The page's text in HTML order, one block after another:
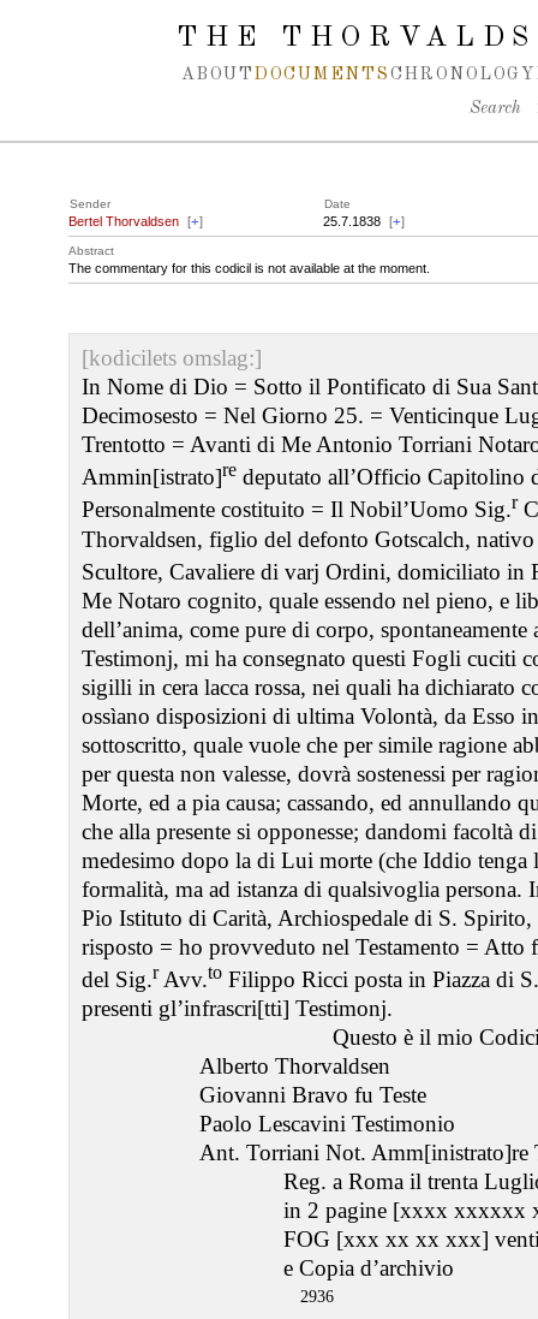
Spring navigation over
THE
ABOUT DOCUMENTS CHRONOLOGY
Search
Sender Date
Bertel Thorvaldsen [+] 25.7.1838 [+]
Abstract
The commentary for this codicil is not available at the moment.
[kodicilets omslag:]
In Nome di Dio = Sotto il Pontificato di Sua
Decimosesto = Nel Giorno 25. = Venticinque
Trentotto = Avanti di Me Antonio Torriani
Ammin[istrato]re deputato all’Officio Capitolino
Personalmente costituito = Il Nobil’Uomo Sig.r
Thorvaldsen, figlio del defonto Gotscalch,
Scultore, Cavaliere di varj Ordini, domiciliato in
Me Notaro cognito, quale essendo nel pieno, e
dell’anima, come pure di corpo, spontaneamente
Testimonj, mi ha consegnato questi Fogli cuciti
sigilli in cera lacca rossa, nei quali ha dichiarato
ossìano disposizioni di ultima Volontà, da Esso
sottoscritto, quale vuole che per simile ragione
per questa non valesse, dovrà sostenessi per
Morte, ed a pia causa; cassando, ed annullando
che alla presente si opponesse; dandomi facoltà
medesimo dopo la di Lui morte (che Iddio tenga
formalità, ma ad istanza di qualsivoglia persona.
Pio Istituto di Carità, Archiospedale di S.
risposto = ho provveduto nel Testamento = Atto
del Sig.rAvv.to Filippo Ricci posta in Piazza di
presenti gl’infrascri[tti] Testimonj.
Questo è il mio
Alberto Thorvaldsen
Giovanni Bravo fu Teste
Paolo Lescavini Testimonio
Ant. Torriani Not. Amm[inistrato]re
Reg. a Roma il trenta
in 2 pagine [xxxx
FOG [xxx xx xx xxx]
e Copia d’archivio
2936